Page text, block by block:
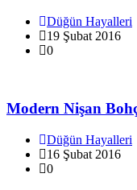
Düğün Hayalleri
19 Şubat 2016
0
Modern Nişan
Düğün Hayalleri
16 Şubat 2016
0